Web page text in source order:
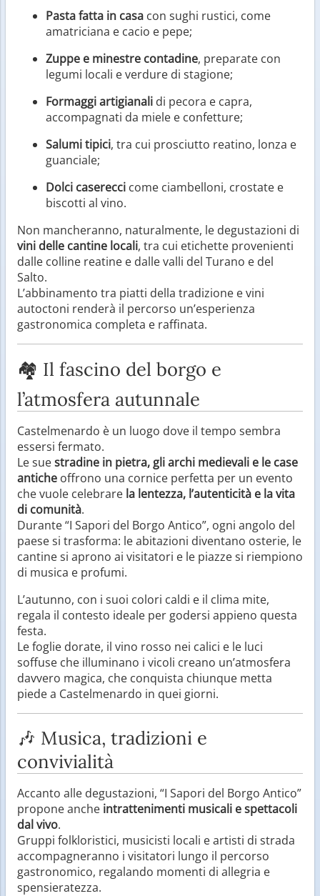
Pasta fatta in casa con sughi rustici, come
amatriciana e cacio e pepe;
Zuppe e minestre contadine, preparate con
legumi locali e verdure di stagione;
Formaggi artigianali di pecora e capra,
accompagnati da miele e confetture;
Salumi tipici, tra cui prosciutto reatino, lonza e
guanciale;
Dolci caserecci come ciambelloni, crostate e
biscotti al vino.
Non mancheranno, naturalmente, le degustazioni di
vini delle cantine locali, tra cui etichette provenienti
dalle colline reatine e dalle valli del Turano e del
Salto.
L’abbinamento tra piatti della tradizione e vini
autoctoni renderà il percorso un’esperienza
gastronomica completa e raffinata.
🏘️ Il fascino del borgo e
l’atmosfera autunnale
Castelmenardo è un luogo dove il tempo sembra
essersi fermato.
Le suestradine in pietra, gli archi medievali e le case
antiche offrono una cornice perfetta per un evento
che vuole celebrare la lentezza, l’autenticità e la vita
di comunità.
Durante “I Sapori del Borgo Antico”, ogni angolo del
paese si trasforma: le abitazioni diventano osterie, le
cantine si aprono ai visitatori e le piazze si riempiono
di musica e profumi.
L’autunno, con i suoi colori caldi e il clima mite,
regala il contesto ideale per godersi appieno questa
festa.
Le foglie dorate, il vino rosso nei calici e le luci
soffuse che illuminano i vicoli creano un’atmosfera
davvero magica, che conquista chiunque metta
piede a Castelmenardo in quei giorni.
🎶 Musica, tradizioni e
convivialità
Accanto alle degustazioni, “I Sapori del Borgo Antico”
propone anche intrattenimenti musicali e spettacoli
dal vivo.
Gruppi folkloristici, musicisti locali e artisti di strada
accompagneranno i visitatori lungo il percorso
gastronomico, regalando momenti di allegria e
spensieratezza.